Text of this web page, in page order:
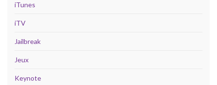
iTunes
iTV
Jailbreak
Jeux
Keynote